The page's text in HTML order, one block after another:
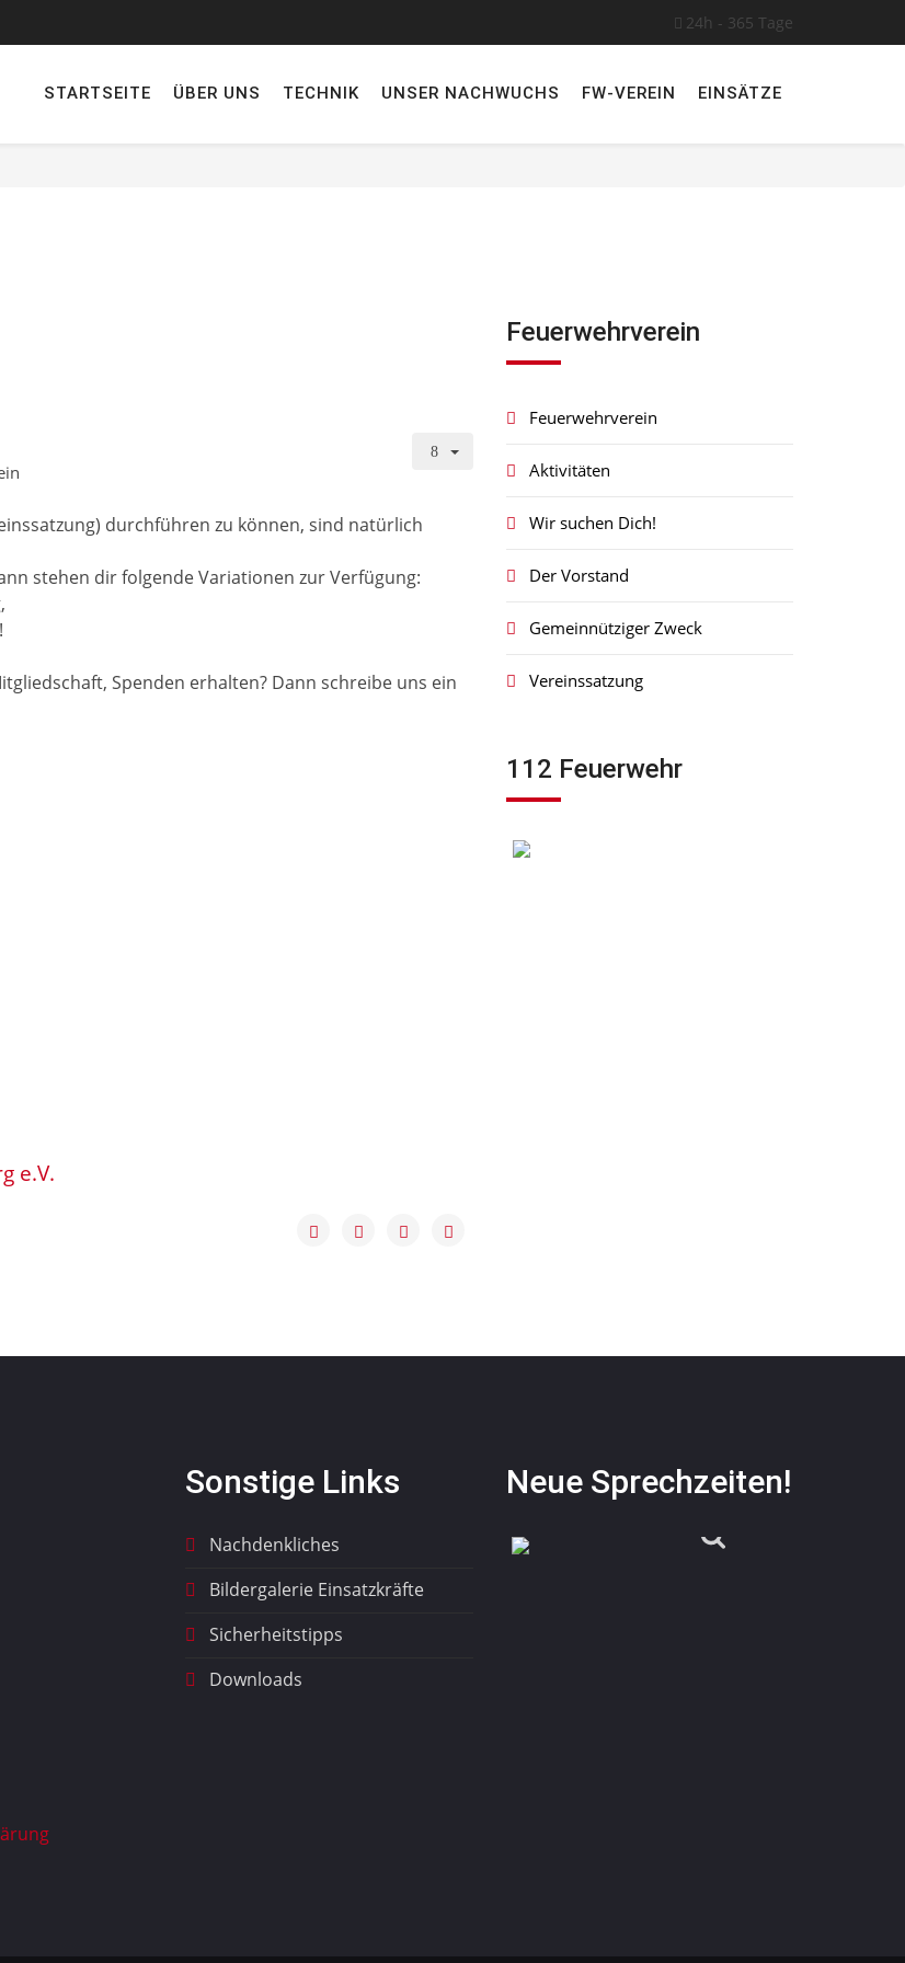
24h - 365 Tage
STARTSEITE ÜBER UNS TECHNIK UNSER NACHWUCHS FW-VEREIN EINSÄTZE
durchführen zu können, sind natürlich
stehen dir folgende Variationen zur Verfügung:
Spenden erhalten? Dann schreibe uns ein
e.V.
Feuerwehrverein
Feuerwehrverein
Aktivitäten
Wir suchen Dich!
Der Vorstand
Gemeinnütziger Zweck
Vereinssatzung
112 Feuerwehr
Sonstige Links
Nachdenkliches
Bildergalerie Einsatzkräfte
Sicherheitstipps
Downloads
Neue Sprechzeiten!